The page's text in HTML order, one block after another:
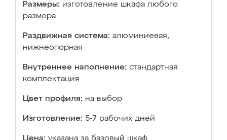
Размеры: изготовление шкафа любого
размера
Раздвижная система: алюминиевая,
нижнеопорная
Внутреннее наполнение: стандартная
комплектация
Цвет профиля: на выбор
Изготовление: 5-7 рабочих дней